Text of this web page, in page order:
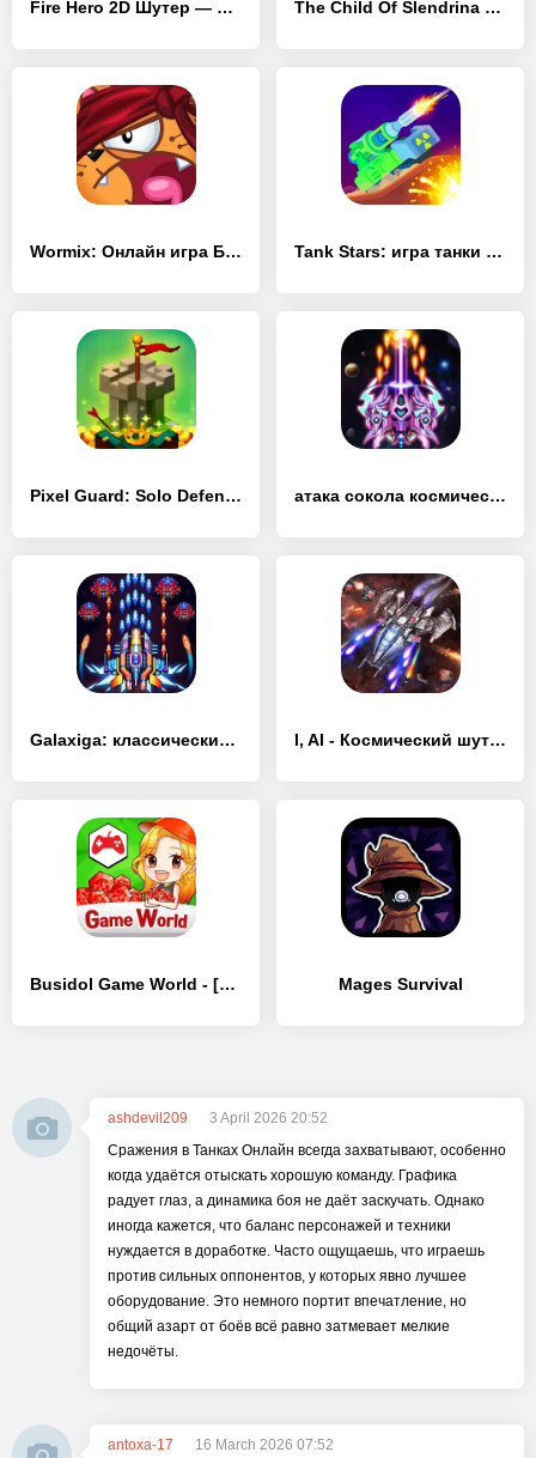
Fire Hero 2D Шутер — Галактика - [MOD Бесконечные монеты] The Child Of Slendrina - [MOD Бесконечные монеты]
Wormix: Онлайн игра Батл - [MOD Много денег] Tank Stars: игра танки - [MOD Много денег]
Pixel Guard: Solo Defender - [MOD Бесконечные монеты] атака сокола космический шутер - [MOD Бесконечные деньги]
Galaxiga: классический шутер - [MOD Много монет] I, AI - Космический шутер - [MOD Бесконечные деньги]
Busidol Game World - [MOD Бесконечные монеты] Mages Survival
ashdevil209
3 April 2026 20:52
Сражения в Танках Онлайн всегда захватывают, особенно
когда удаётся отыскать хорошую команду. Графика
радует глаз, а динамика боя не даёт заскучать. Однако
иногда кажется, что баланс персонажей и техники
нуждается в доработке. Часто ощущаешь, что играешь
против сильных оппонентов, у которых явно лучшее
оборудование. Это немного портит впечатление, но
общий азарт от боёв всё равно затмевает мелкие
недочёты.
antoxa-17
16 March 2026 07:52